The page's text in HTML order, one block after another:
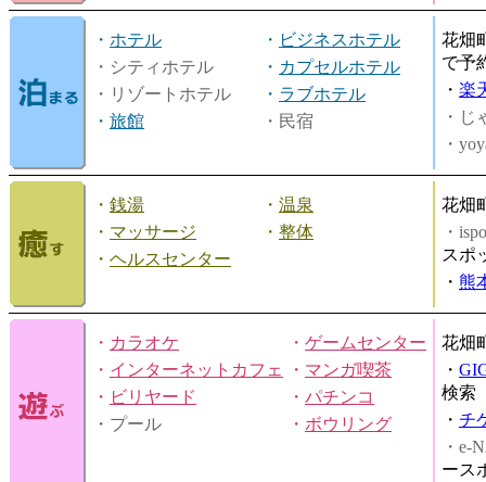
・ ホテル ・ ビジネスホテル
・シティホテル
・ カプセルホテル
・リゾートホテル
・ ラブホテル
・ 旅館 ・民宿
花畑
で予
・ 楽
・じ
・
・ 銭湯 ・ 温泉
・ マッサージ ・ 整体
・ ヘルスセンター
花畑
・
スポ
・ 熊
・ カラオケ ・ ゲームセンター
・ インターネットカフェ ・ マンガ喫茶
・ ビリヤード ・ パチンコ
・プール
・ ボウリング
花畑
・
検索
・ チ
・e-
ース